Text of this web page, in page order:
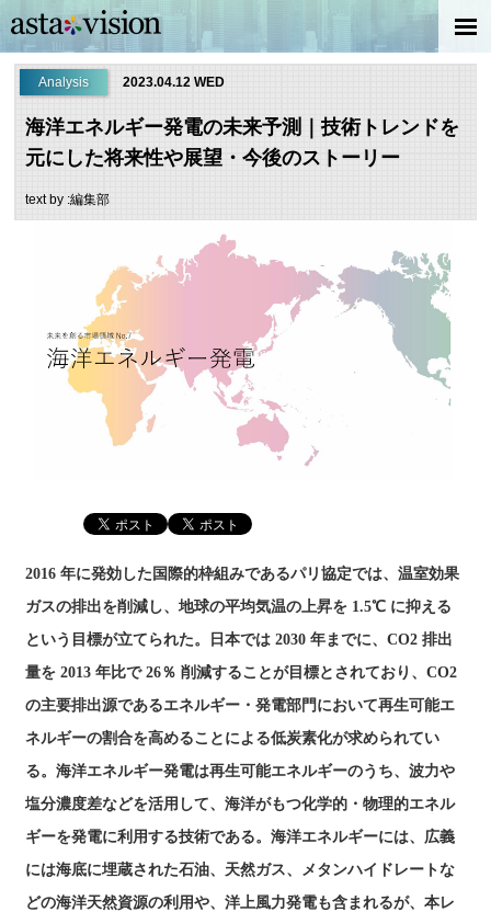
Analysis 2023.04.12 WED
海洋エネルギー発電の未来予測｜技術トレンドを
元にした将来性や展望・今後のストーリー
text by :編集部
2016 年に発効した国際的枠組みであるパリ協定では、温室効果
ガスの排出を削減し、地球の平均気温の上昇を 1.5℃ に抑える
という目標が立てられた。日本では 2030 年までに、CO2 排出
量を 2013 年比で 26％ 削減することが目標とされており、CO2
の主要排出源であるエネルギー・発電部門において再生可能エ
ネルギーの割合を高めることによる低炭素化が求められてい
る。海洋エネルギー発電は再生可能エネルギーのうち、波力や
塩分濃度差などを活用して、海洋がもつ化学的・物理的エネル
ギーを発電に利用する技術である。海洋エネルギーには、広義
には海底に埋蔵された石油、天然ガス、メタンハイドレートな
どの海洋天然資源の利用や、洋上風力発電も含まれるが、本レ